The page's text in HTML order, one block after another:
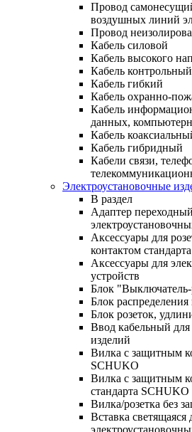
Провод
воздушных линий
Провод
Кабель силовой
Кабель высокого
Кабель контрольный
Кабель гибкий
Кабель охранно-
Кабель
данных,
Кабель
Кабель гибридный
Кабели связи,
Электроустановочные
В раздел
Адаптер
Аксессуары для
контактом
Аксессуары для
устройств
Блок "Выключатель-
Блок
Блок розеток,
Ввод кабельный для
изделий
Вилка с защитным
SCHUKO
Вилка с защитным
стандарта SCHUKO
Вилка/розетка без
Вставка светящаяся